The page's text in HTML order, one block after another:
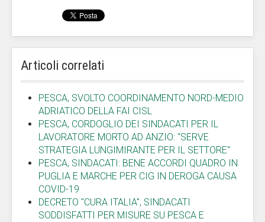
Articoli correlati
PESCA, SVOLTO COORDINAMENTO NORD-MEDIO
ADRIATICO DELLA FAI CISL
PESCA, CORDOGLIO DEI SINDACATI PER IL
LAVORATORE MORTO AD ANZIO: "SERVE
STRATEGIA LUNGIMIRANTE PER IL SETTORE"
PESCA, SINDACATI: BENE ACCORDI QUADRO IN
PUGLIA E MARCHE PER CIG IN DEROGA CAUSA
COVID-19
DECRETO "CURA ITALIA", SINDACATI
SODDISFATTI PER MISURE SU PESCA E